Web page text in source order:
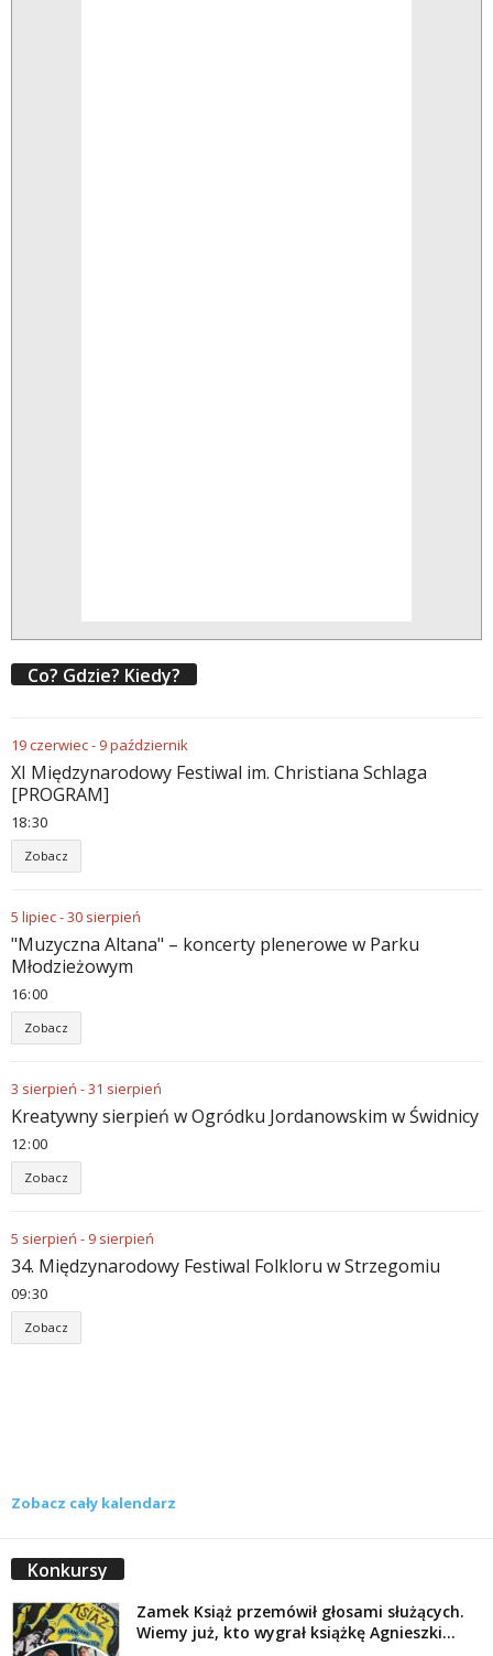
Co? Gdzie? Kiedy?
19czerwiec- 9październik
XI Międzynarodowy Festiwal im. Christiana Schlaga
[PROGRAM]
18:30
Zobacz
5 lipiec-30 sierpień
"Muzyczna Altana" – koncerty plenerowe w Parku
Młodzieżowym
16:00
Zobacz
3 sierpień -31 sierpień
Kreatywny sierpień w Ogródku Jordanowskim w Świdnicy
12:00
Zobacz
5 sierpień - 9 sierpień
34. Międzynarodowy Festiwal Folkloru w Strzegomiu
09:30
Zobacz
Zobacz cały kalendarz
Konkursy
Zamek Książ przemówił głosami służących.
Wiemy już, kto wygrał książkę Agnieszki...